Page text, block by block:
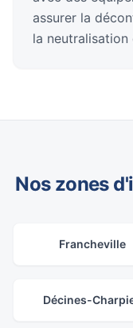
assurer la
la neutralisation
Nos zones
Francheville
Décines-